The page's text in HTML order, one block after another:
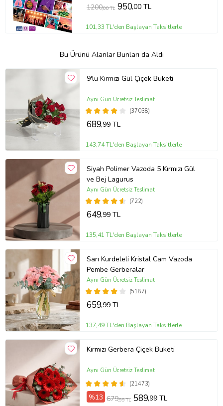
1200,00 TL 950,00 TL
101,33 TL'den Başlayan Taksitlerle
Bu Ürünü Alanlar Bunları da Aldı
9'lu Kırmızı Gül Çiçek Buketi
(37038)
Aynı Gün Ücretsiz Teslimat
689,99 TL
143,74 TL'den Başlayan Taksitlerle
Siyah Polimer Vazoda 5 Kırmızı Gül
ve Bej Lagurus
(722)
Aynı Gün Ücretsiz Teslimat
649,99 TL
135,41 TL'den Başlayan Taksitlerle
Sarı Kurdeleli Kristal Cam Vazoda
Pembe Gerberalar
(5187)
Aynı Gün Ücretsiz Teslimat
659,99 TL
137,49 TL'den Başlayan Taksitlerle
Kırmızı Gerbera Çiçek Buketi
(21473)
Aynı Gün Ücretsiz Teslimat
%13 679,99 TL 589,99 TL